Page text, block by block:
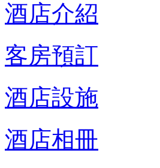
酒店介紹
客房預訂
酒店設施
酒店相冊